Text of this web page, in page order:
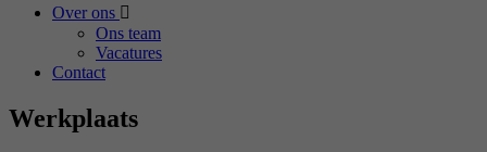
Over ons
Ons team
Vacatures
Contact
Werkplaats